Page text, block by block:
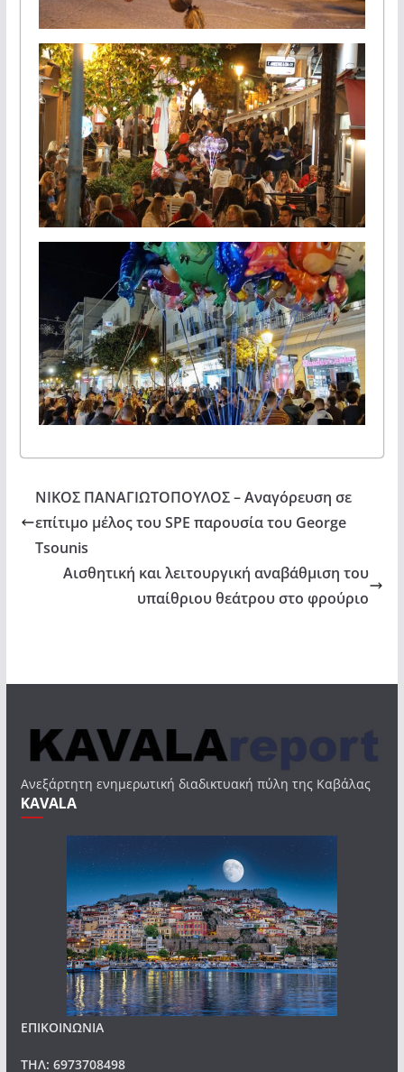
ΝΙΚΟΣ ΠΑΝΑΓΙΩΤΟΠΟΥΛΟΣ – Αναγόρευση σε
επίτιμο μέλος του SPE παρουσία του George
Tsounis
Αισθητική και λειτουργική αναβάθμιση του
υπαίθριου θεάτρου στο φρούριο
Ανεξάρτητη ενημερωτική διαδικτυακή πύλη της Καβάλας
KAVALA
ΕΠΙΚΟΙΝΩΝΙΑ
ΤΗΛ: 6973708498